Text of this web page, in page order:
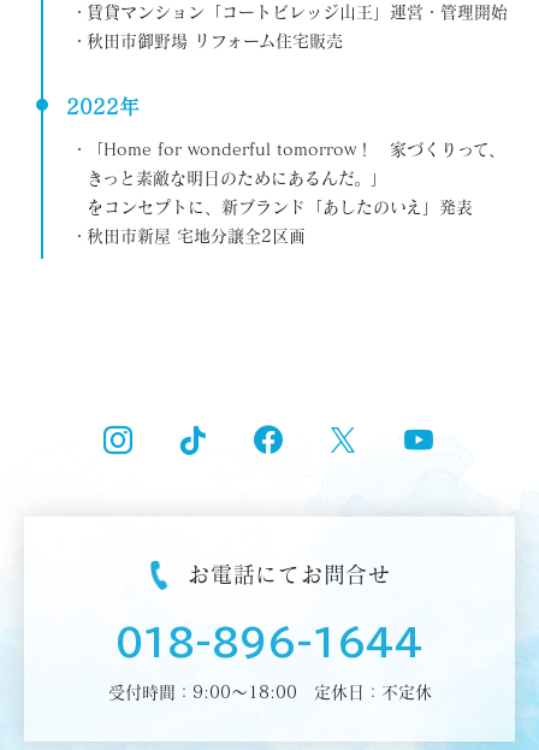
賃貸マンション「コートビレッジ山王」運営・管理開始
秋田市御野場 リフォーム住宅販売
2022年
「Home for wonderful tomorrow！ 家づくりって、
きっと素敵な明日のためにあるんだ。」
をコンセプトに、新ブランド「あしたのいえ」発表
秋田市新屋 宅地分譲全2区画
InstagramTik TokFacebook
X
お電話にて お問合せ
018-896-1644
受付時間：9:00～18:00 定休日：不定休